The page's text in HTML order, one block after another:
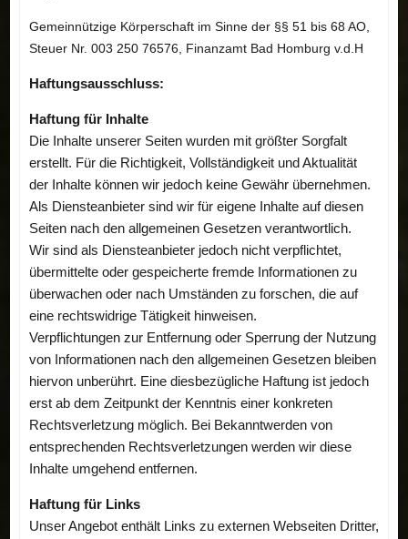
Gemeinnützige Körperschaft im Sinne der §§ 51 bis 68 AO,
Steuer Nr. 003 250 76576, Finanzamt Bad Homburg v.d.H
Haftungsausschluss:
Haftung für Inhalte
Die Inhalte unserer Seiten wurden mit größter Sorgfalt
erstellt. Für die Richtigkeit, Vollständigkeit und Aktualität
der Inhalte können wir jedoch keine Gewähr übernehmen.
Als Diensteanbieter sind wir für eigene Inhalte auf diesen
Seiten nach den allgemeinen Gesetzen verantwortlich.
Wir sind als Diensteanbieter jedoch nicht verpflichtet,
übermittelte oder gespeicherte fremde Informationen zu
überwachen oder nach Umständen zu forschen, die auf
eine rechtswidrige Tätigkeit hinweisen.
Verpflichtungen zur Entfernung oder Sperrung der Nutzung
von Informationen nach den allgemeinen Gesetzen bleiben
hiervon unberührt. Eine diesbezügliche Haftung ist jedoch
erst ab dem Zeitpunkt der Kenntnis einer konkreten
Rechtsverletzung möglich. Bei Bekanntwerden von
entsprechenden Rechtsverletzungen werden wir diese
Inhalte umgehend entfernen.
Haftung für Links
Unser Angebot enthält Links zu externen Webseiten Dritter,